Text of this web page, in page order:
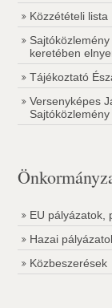
Közzétételi
keretében
Tájékoztató
Versenyképes
Sajtóközlemény
EU pályázatok,
Hazai
Közbeszerések